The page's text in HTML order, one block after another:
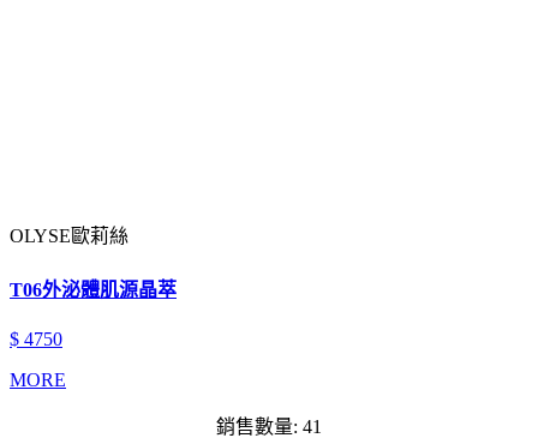
OLYSE歐莉絲
T06外泌體肌源晶萃
$ 4750
MORE
銷售數量: 41